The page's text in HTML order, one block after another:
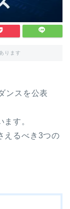
ります
ンスを公表
す。
えるべき3つの